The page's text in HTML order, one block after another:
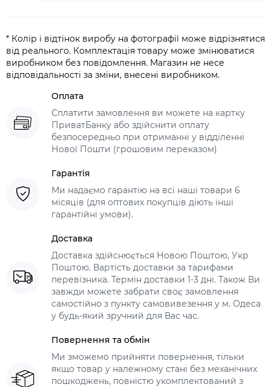
* Колір і відтінок виробу на фотографії може відрізнятися
від реального. Комплектація товару може змінюватися
виробником без повідомлення. Магазин не несе
відповідальності за зміни, внесені виробником.
Оплата
Сплатити замовлення ви можете на картку
ПриватБанку або здійснити оплату
безпосередньо при отриманні у відділенні
Нової Пошти (грошовим переказом)
Гарантія
Ми надаємо гарантію на всі наші товари 6
місяців (для оптових покупців діють інші
гарантійні умови).
Доставка
Доставка здійснюється Новою Поштою, Укр
Поштою. Вартість доставки за тарифами
перевізника. Термін доставки 1-3 дні. Також Ви
завжди можете забрати своє замовлення
самостійно з пункту самовивезення у м. Одеса
у будь-який зручний для Вас час.
Повернення та обмін
Ми зможемо прийняти повернення, тільки
якщо товар у належному стані без механічних
пошкоджень, повністю укомплектований з